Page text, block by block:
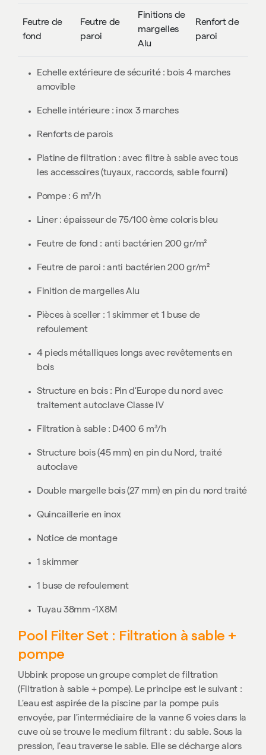
Feutre de
fond
Feutre de
paroi
Finitions de
margelles
Alu
Renfort de
paroi
Echelle extérieure de sécurité : bois 4 marches
amovible
Echelle intérieure : inox 3 marches
Renforts de parois
Platine de filtration :avec filtre à sable avec tous
les accessoires (tuyaux, raccords, sable fourni)
Pompe :6 m³/h
Liner : épaisseur de 75/100 ème coloris bleu
Feutre de fond : anti bactérien 200 gr/m²
Feutre de paroi :anti bactérien 200 gr/m²
Finition de margelles Alu
Pièces à sceller : 1 skimmer et 1 buse de
refoulement
4 pieds métalliques longs avec revêtements en
bois
Structure en bois : Pin d'Europe du nord avec
traitement autoclave Classe IV
Filtration à sable : D400 6 m³/h
Structure bois(45 mm) en pin du Nord, traité
autoclave
Double margelle bois(27 mm) en pin du nord traité
Quincaillerie en inox
Notice de montage
1 skimmer
1 buse de refoulement
Tuyau 38mm -1X8M
Pool Filter Set : Filtration à sable +
pompe
Ubbink propose un groupe complet de filtration
(Filtration à sable + pompe). Le principe est le suivant :
L'eau est aspirée de la piscine par la pompe puis
envoyée, par l'intermédiaire de la vanne 6 voies dans la
cuve où se trouve le medium filtrant : du sable. Sous la
pression, l'eau traverse le sable. Elle se décharge alors